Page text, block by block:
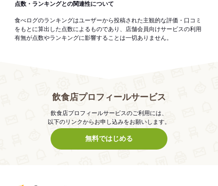
点数・ランキングとの関連性について
食べログのランキングはユーザーから投稿された主観的な評価・口コミ
をもとに算出した点数によるものであり、店舗会員向けサービスの利用
有無が点数やランキングに影響することは一切ありません。
飲食店プロフィールサービス
飲食店プロフィールサービスのご利用には、
以下のリンクからお申し込みをお願いします。
無料ではじめる